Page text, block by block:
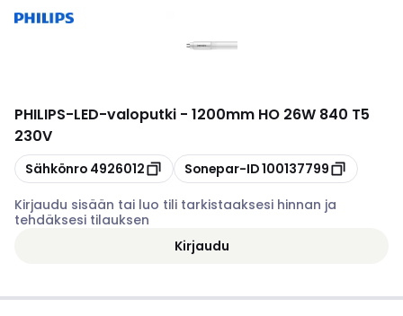
PHILIPS-LED-valoputki - 1200mm HO 26W 840 T5
230V
Kopioi
Sähkönro 4926012 Kopioi
Sonepar-ID100137799
Kirjaudu sisään tai luo tili tarkistaaksesi hinnan ja
tehdäksesi tilauksen
Kirjaudu